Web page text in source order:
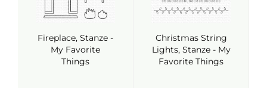
Fireplace, Stanze -
My Favorite
Things
Christmas String
Lights, Stanze - My
Favorite Things